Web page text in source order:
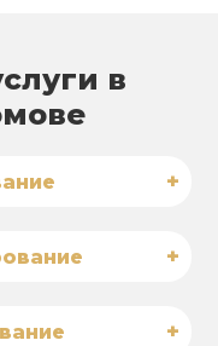
в
+
+
+